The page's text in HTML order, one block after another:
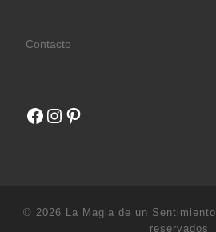
Contacto
Facebook
Instagram
Pinterest
© 2026 La Magia de un Sentimiento
reservados